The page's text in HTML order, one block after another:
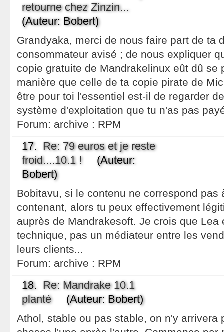
retourne chez Zinzin...
(Auteur: Bobert)
Grandyaka, merci de nous faire part de ta
consommateur avisé ; de nous expliquer
copie gratuite de Mandrakelinux eût dû se
manière que celle de ta copie pirate de
être pour toi l'essentiel est-il de regarder
système d'exploitation que tu n'as pas
Forum: archive : RPM
17. Re: 79 euros et je reste
froid....10.1 !(Auteur:
Bobert)
Bobitavu, si le contenu ne correspond pas
contenant, alors tu peux effectivement
auprès de Mandrakesoft. Je crois que Lea
technique, pas un médiateur entre les
leurs clients...
Forum: archive : RPM
18. Re: Mandrake 10.1
planté(Auteur: Bobert)
Athol, stable ou pas stable, on n'y arrivera